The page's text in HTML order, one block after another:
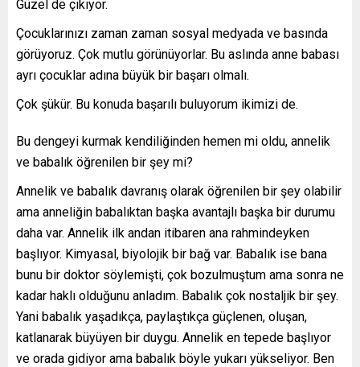
Güzel de çıkıyor.
Çocuklarınızı zaman zaman sosyal medyada ve basında
görüyoruz. Çok mutlu görünüyorlar. Bu aslında anne babası
ayrı çocuklar adına büyük bir başarı olmalı.
Çok şükür. Bu konuda başarılı buluyorum ikimizi de.
Bu dengeyi kurmak kendiliğinden hemen mi oldu, annelik
ve babalık öğrenilen bir şey mi?
Annelik ve babalık davranış olarak öğrenilen bir şey olabilir
ama anneliğin babalıktan başka avantajlı başka bir durumu
daha var. Annelik ilk andan itibaren ana rahmindeyken
başlıyor. Kimyasal, biyolojik bir bağ var. Babalık ise bana
bunu bir doktor söylemişti, çok bozulmuştum ama sonra ne
kadar haklı olduğunu anladım. Babalık çok nostaljik bir şey.
Yani babalık yaşadıkça, paylaştıkça güçlenen, oluşan,
katlanarak büyüyen bir duygu. Annelik en tepede başlıyor
ve orada gidiyor ama babalık böyle yukarı yükseliyor. Ben